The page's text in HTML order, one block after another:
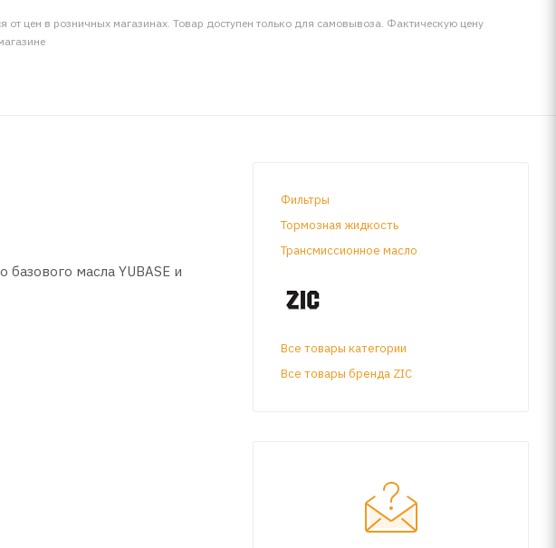
от цен в розничных магазинах. Товар доступен только для самовывоза. Фактическую цену
масла YUBASE и
Фильтры
Тормозная жидкость
Трансмиссионное масло
Все товары категории
Все товары бренда ZIC